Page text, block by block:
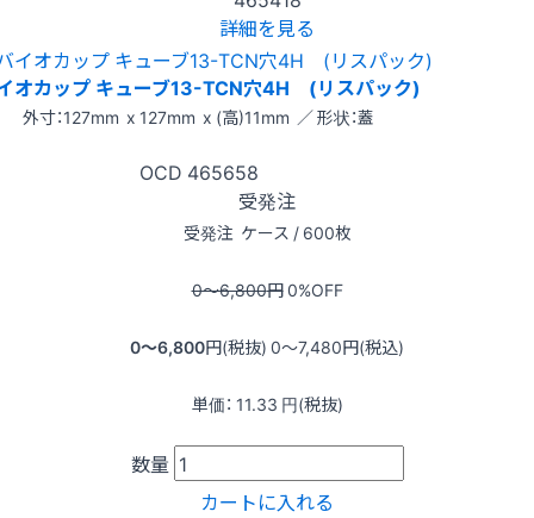
詳細を見る
オカップ キューブ13-TCN穴4H (リスパック)
外寸：127mm x 127mm x (高)11mm ／ 形状：蓋
OCD 465658
受発注
受発注 ケース / 600枚
0〜6,800円0%OFF
0〜6,800円(税抜) 0〜7,480円(税込)
単価： 11.33 円(税抜)
数量
カートに入れる